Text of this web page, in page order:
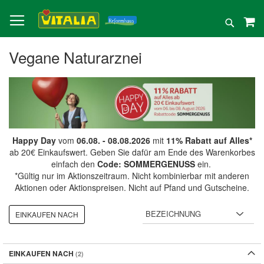
zum
Inhalt
Suche
Vegane Naturarznei
Happy Dayvom 06.08. - 08.08.2026mit 11% Rabatt auf Alles*
ab 20€ Einkaufswert. Geben Sie dafür am Ende des Warenkorbes
einfach den Code: SOMMERGENUSSein.
*Gültig nur im Aktionszeitraum. Nicht kombinierbar mit anderen
Aktionen oder Aktionspreisen. Nicht auf Pfand und Gutscheine.
EINKAUFEN NACH
EINKAUFEN NACH